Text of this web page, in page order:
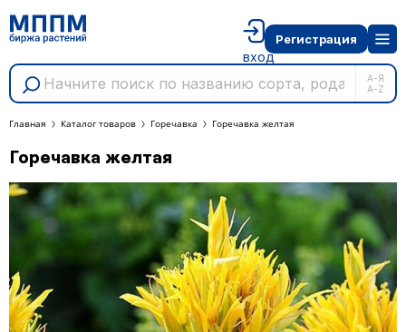
А-Я
A-Z
вход
Регистрация
Главная Каталог товаров Горечавка Горечавка желтая
Горечавка желтая